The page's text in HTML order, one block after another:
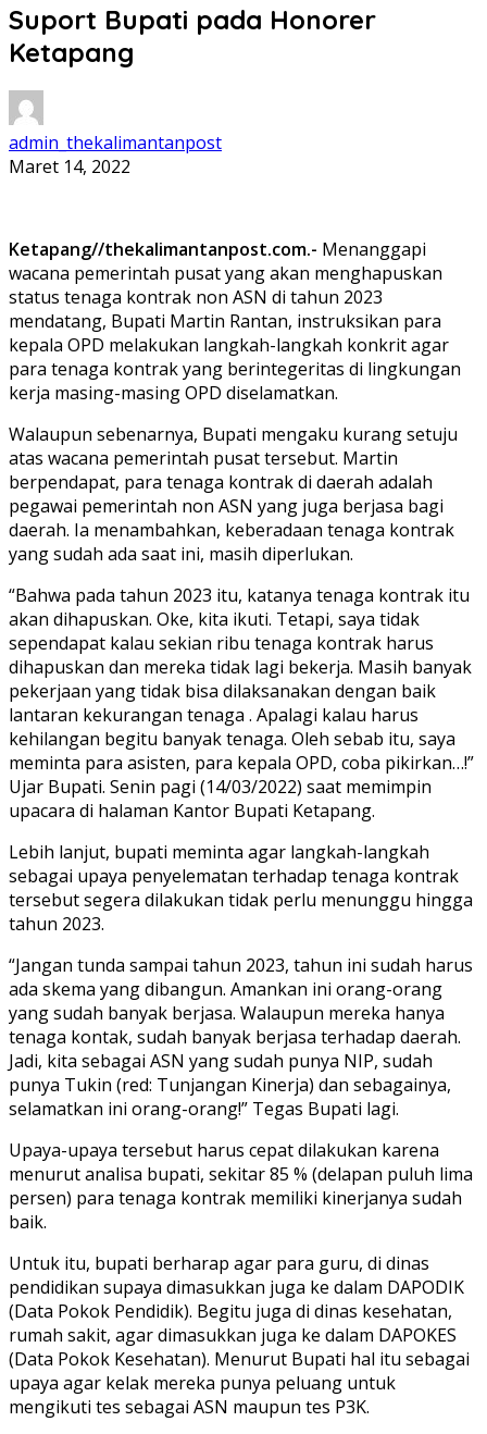
Suport Bupati pada Honorer
Ketapang
admin_thekalimantanpost
Maret 14, 2022
Ketapang//thekalimantanpost.com.- Menanggapi
wacana pemerintah pusat yang akan menghapuskan
status tenaga kontrak non ASN di tahun 2023
mendatang, Bupati Martin Rantan, instruksikan para
kepala OPD melakukan langkah-langkah konkrit agar
para tenaga kontrak yang berintegeritas di lingkungan
kerja masing-masing OPD diselamatkan.
Walaupun sebenarnya, Bupati mengaku kurang setuju
atas wacana pemerintah pusat tersebut. Martin
berpendapat, para tenaga kontrak di daerah adalah
pegawai pemerintah non ASN yang juga berjasa bagi
daerah. Ia menambahkan, keberadaan tenaga kontrak
yang sudah ada saat ini, masih diperlukan.
“Bahwa pada tahun 2023 itu, katanya tenaga kontrak itu
akan dihapuskan. Oke, kita ikuti. Tetapi, saya tidak
sependapat kalau sekian ribu tenaga kontrak harus
dihapuskan dan mereka tidak lagi bekerja. Masih banyak
pekerjaan yang tidak bisa dilaksanakan dengan baik
lantaran kekurangan tenaga . Apalagi kalau harus
kehilangan begitu banyak tenaga. Oleh sebab itu, saya
meminta para asisten, para kepala OPD, coba pikirkan…!”
Ujar Bupati. Senin pagi (14/03/2022) saat memimpin
upacara di halaman Kantor Bupati Ketapang.
Lebih lanjut, bupati meminta agar langkah-langkah
sebagai upaya penyelematan terhadap tenaga kontrak
tersebut segera dilakukan tidak perlu menunggu hingga
tahun 2023.
“Jangan tunda sampai tahun 2023, tahun ini sudah harus
ada skema yang dibangun. Amankan ini orang-orang
yang sudah banyak berjasa. Walaupun mereka hanya
tenaga kontak, sudah banyak berjasa terhadap daerah.
Jadi, kita sebagai ASN yang sudah punya NIP, sudah
punya Tukin (red: Tunjangan Kinerja) dan sebagainya,
selamatkan ini orang-orang!” Tegas Bupati lagi.
Upaya-upaya tersebut harus cepat dilakukan karena
menurut analisa bupati, sekitar 85 % (delapan puluh lima
persen) para tenaga kontrak memiliki kinerjanya sudah
baik.
Untuk itu, bupati berharap agar para guru, di dinas
pendidikan supaya dimasukkan juga ke dalam DAPODIK
(Data Pokok Pendidik). Begitu juga di dinas kesehatan,
rumah sakit, agar dimasukkan juga ke dalam DAPOKES
(Data Pokok Kesehatan). Menurut Bupati hal itu sebagai
upaya agar kelak mereka punya peluang untuk
mengikuti tes sebagai ASN maupun tes P3K.